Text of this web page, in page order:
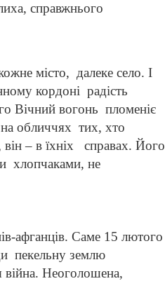
справжнього
місто, далеке село. І
кордоні радість
Вічний вогонь пломеніє
обличчях тих, хто
– в їхніх
справах. Його
хлопчаками, не
афганців. Саме 15 лютого
пекельну землю
війна. Неоголошена,